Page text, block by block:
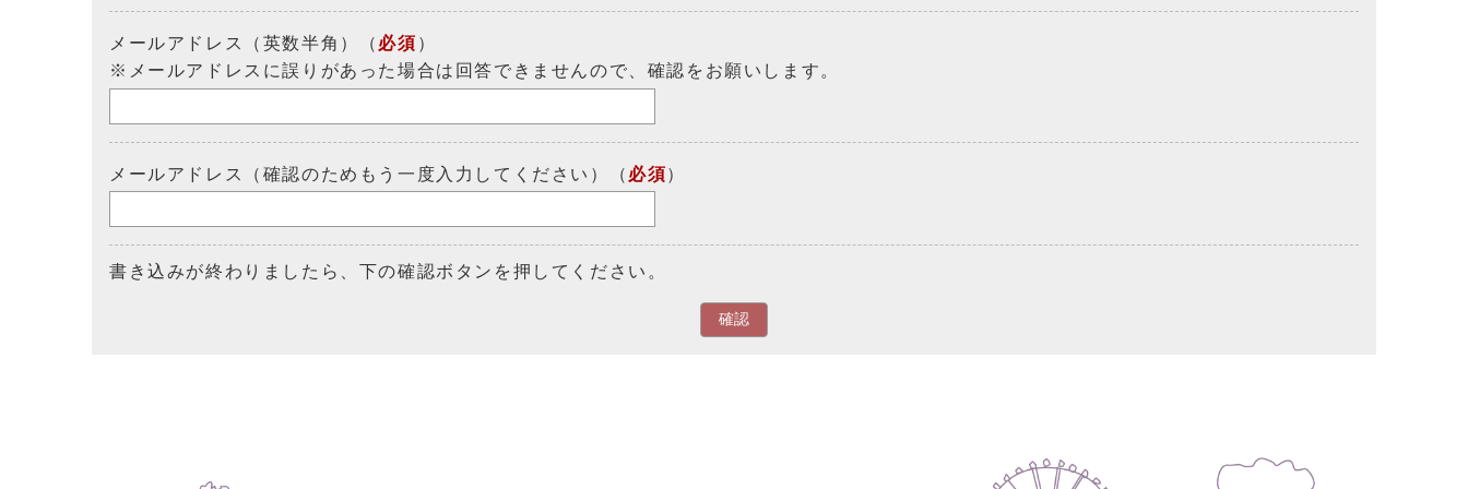
メールアドレス（英数半角）（ 必須 ）
※メールアドレスに誤りがあった場合は回答できませんので、確認をお願いします。
メールアドレス（確認のためもう一度入力してください）（ 必須）
書き込みが終わりましたら、下の確認ボタンを押してください。
確認